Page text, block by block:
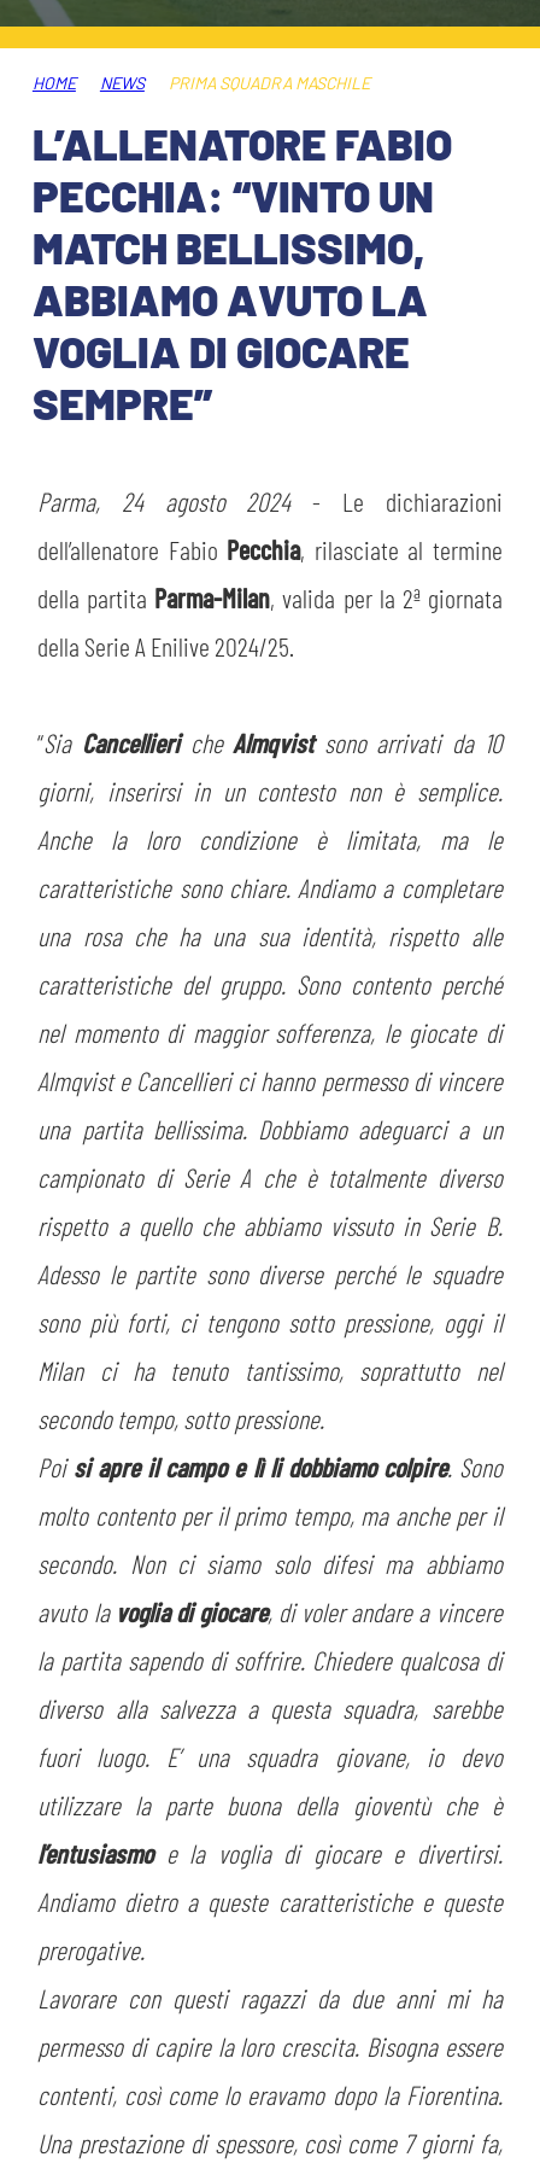
ABBONAMENTI
INFO BIGLIETTI
MUSEUM CLUB EXPERIENCE
TARDINI CARD
INFORMAZIONI ACCREDITI
TRASFERTE
SHOP
HOSPITALITY
HOSPITALITY
MUSEUM CLUB EXPERIENCE
ESPORTS
IL CLUB
ORGANIGRAMMA
STORIA
MUTTI TRAINING CENTER
STORE
MUSEO
LAVORA CON NOI
INFORMATIVA FINANZIARIA
FLASH NEWS
PLAY GREEN
LEGENDS
PARTNER
MEDIA
HOME NEWS PRIMA SQUADRA MASCHILE
L’ALLENATORE FABIO
PECCHIA: “VINTO UN
MATCH BELLISSIMO,
ABBIAMO AVUTO LA
VOGLIA DI GIOCARE
SEMPRE”
Parma, 24 agosto 2024- Le dichiarazioni
dell’allenatore Fabio Pecchia, rilasciate al termine
della partita Parma-Milan, valida per la 2ª giornata
della Serie A Enilive 2024/25.
“Sia Cancellieri che Almqvist sono arrivati da 10
giorni, inserirsi in un contesto non è semplice.
Anche la loro condizione è limitata, ma le
caratteristiche sono chiare. Andiamo a completare
una rosa che ha una sua identità, rispetto alle
caratteristiche del gruppo. Sono contento perché
nel momento di maggior sofferenza, le giocate di
Almqvist e Cancellieri ci hanno permesso di vincere
una partita bellissima. Dobbiamo adeguarci a un
campionato di Serie A che è totalmente diverso
rispetto a quello che abbiamo vissuto in Serie B.
Adesso le partite sono diverse perché le squadre
sono più forti, ci tengono sotto pressione, oggi il
Milan ci ha tenuto tantissimo, soprattutto nel
secondo tempo, sotto pressione.
Poisi apre il campo e lì li dobbiamo colpire. Sono
molto contento per il primo tempo, ma anche per il
secondo. Non ci siamo solo difesi ma abbiamo
avuto la voglia di giocare, di voler andare a vincere
la partita sapendo di soffrire. Chiedere qualcosa di
diverso alla salvezza a questa squadra, sarebbe
fuori luogo. E’ una squadra giovane, io devo
utilizzare la parte buona della gioventù che è
l’entusiasmo e la voglia di giocare e divertirsi.
Andiamo dietro a queste caratteristiche e queste
prerogative.
Lavorare con questi ragazzi da due anni mi ha
permesso di capire la loro crescita. Bisogna essere
contenti, così come lo eravamo dopo la Fiorentina.
Una prestazione di spessore, così come 7 giorni fa,